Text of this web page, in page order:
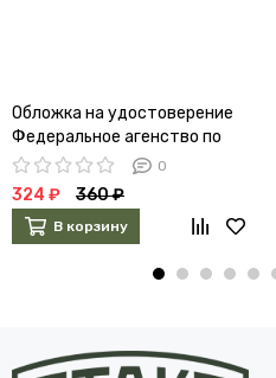
Обложка на удостоверение
Федеральное агенство по
налогам и сборам 0
324 ₽ 360 ₽
В корзину